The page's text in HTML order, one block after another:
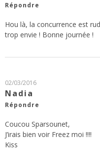
Répondre
Hou là, la concurrence est
trop envie ! Bonne journée !
02/03/2016
Nadia
Répondre
Coucou Sparsounet,
J’irais bien voir Freez moi !!!!
Kiss